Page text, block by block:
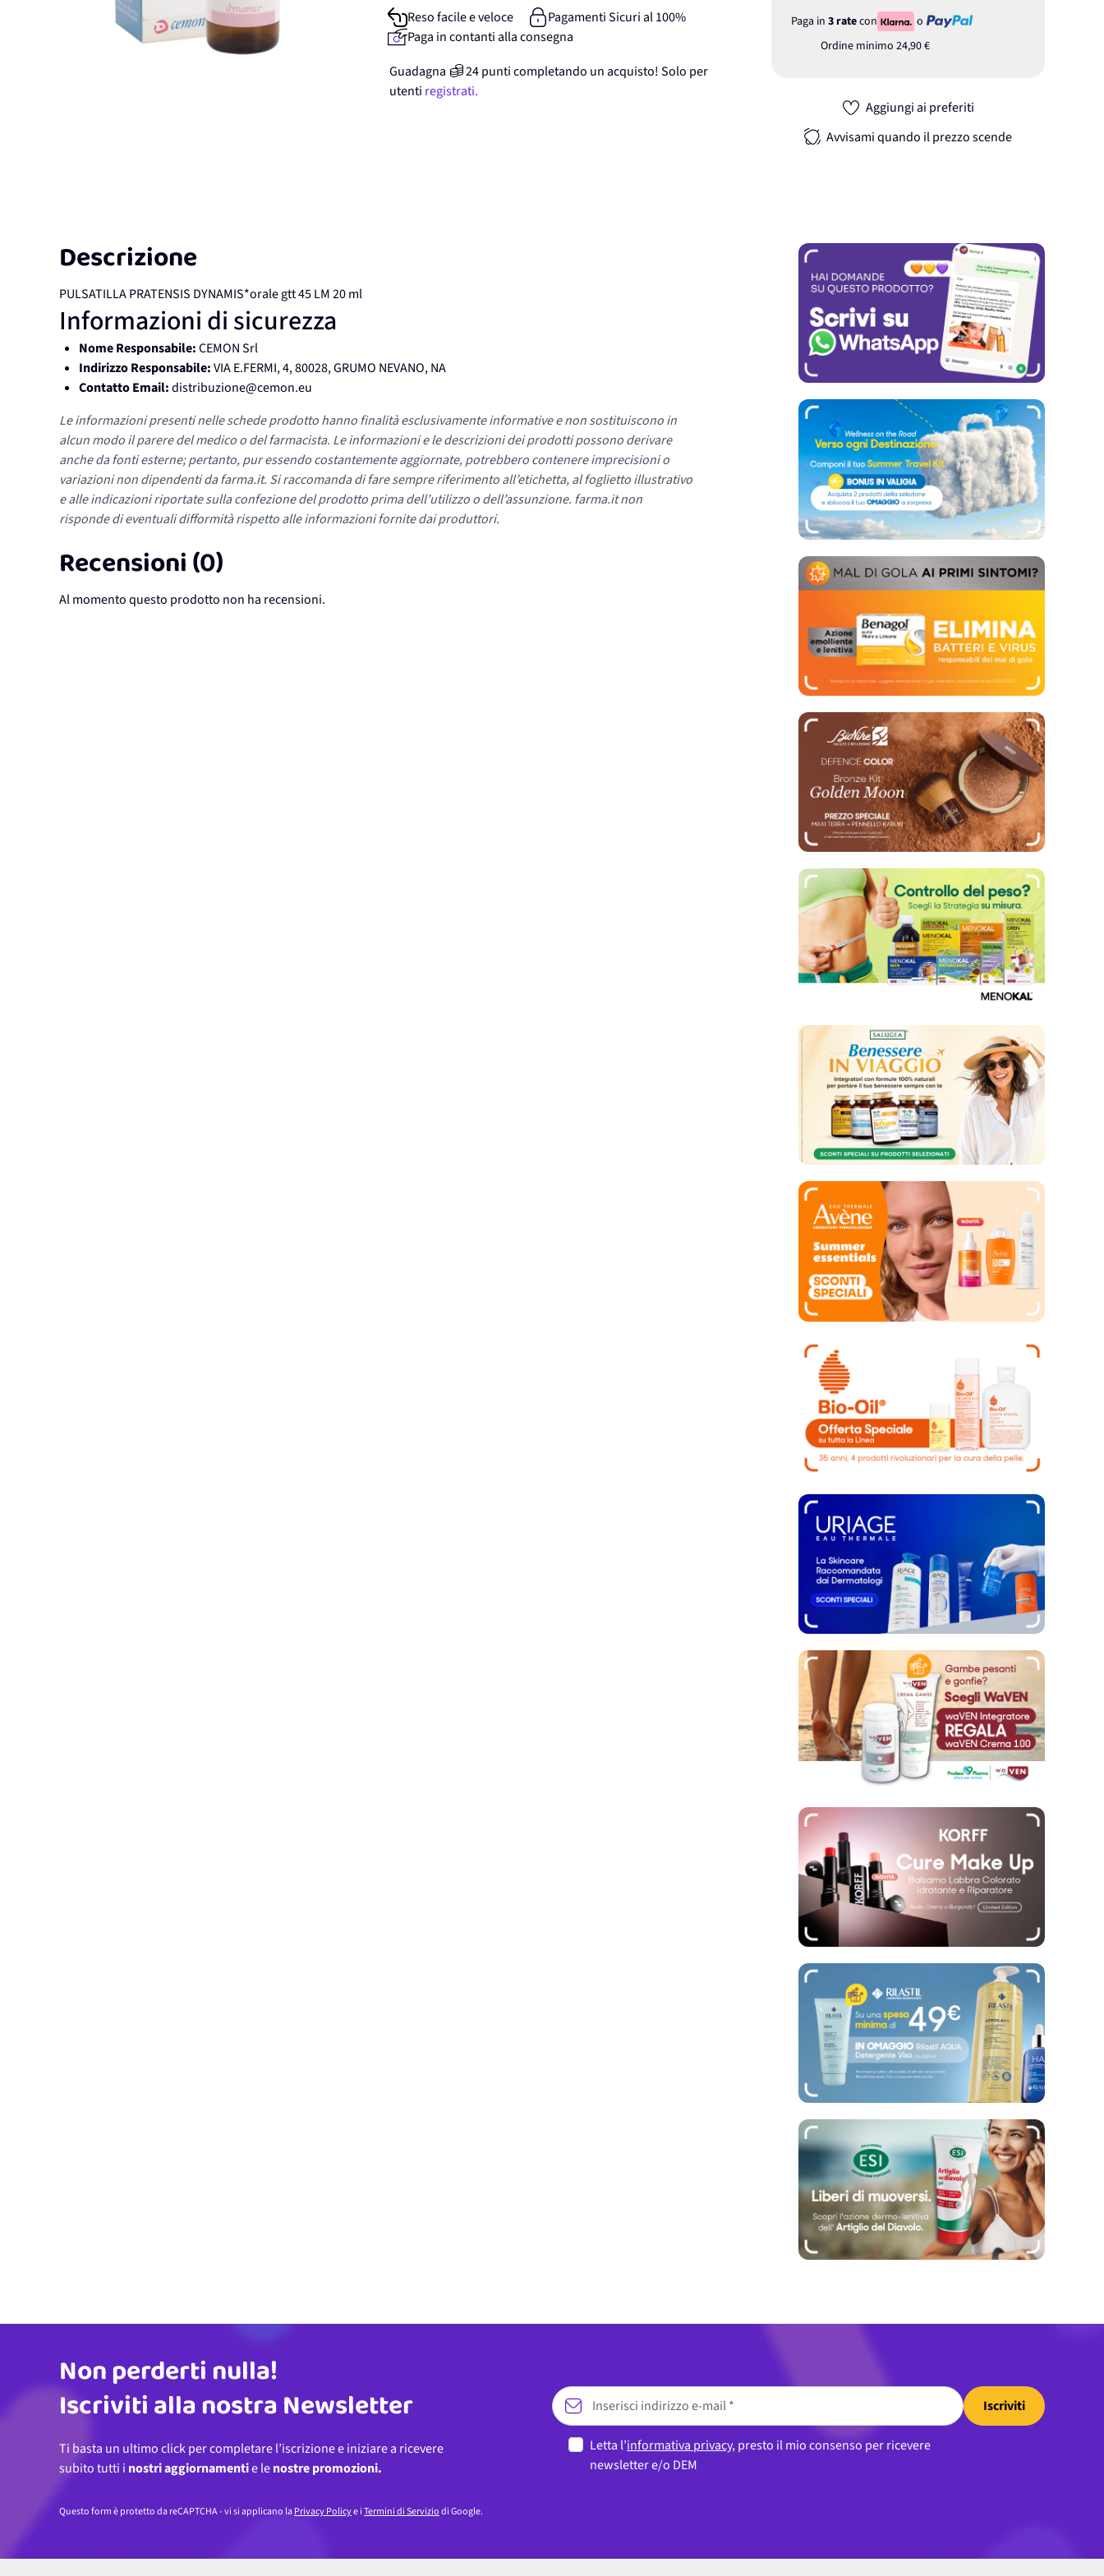
Paga in 3 ratecon
o
Ordine minimo 24,90 €
Aggiungi ai preferiti
Avvisami quando il prezzo scende
Reso facile e veloce
Pagamenti Sicuri al 100%
Paga in contanti alla consegna
Guadagna
24punticompletando un acquisto! Solo per
utenti registrati.
Descrizione
PULSATILLA PRATENSIS DYNAMIS*orale gtt 45 LM 20 ml
Informazioni di sicurezza
Nome Responsabile:CEMON Srl
Indirizzo Responsabile:VIA E.FERMI, 4, 80028, GRUMO NEVANO, NA
Contatto Email:distribuzione@cemon.eu
Le informazioni presenti nelle schede prodotto hanno finalità esclusivamente informative e non sostituiscono in
alcun modo il parere del medico o del farmacista. Le informazioni e le descrizioni dei prodotti possono derivare
anche da fonti esterne; pertanto, pur essendo costantemente aggiornate, potrebbero contenere imprecisioni o
variazioni non dipendenti da farma.it. Si raccomanda di fare sempre riferimento all’etichetta, al foglietto illustrativo
e alle indicazioni riportate sulla confezione del prodotto prima dell’utilizzo o dell’assunzione. farma.it non
risponde di eventuali difformità rispetto alle informazioni fornite dai produttori.
Recensioni (0)
Al momento questo prodotto non ha recensioni.
Indirizzo email
Non perderti nulla!
Iscriviti alla nostra Newsletter
Ti basta un ultimo click per completare l’iscrizione e iniziare a ricevere
subito tutti i nostri aggiornamentie lenostre promozioni.
Iscriviti
Letta l’informativa privacy, presto il mio consenso per ricevere
newsletter e/o DEM
Questo form è protetto da reCAPTCHA - vi si applicano laPrivacy Policye iTermini di Serviziodi Google.